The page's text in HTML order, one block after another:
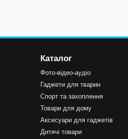
Каталог
Фото-відео-аудіо
Гаджети для тварин
Спорт та захоплення
Товари для дому
Аксесуари для гаджетів
Дитячі товари